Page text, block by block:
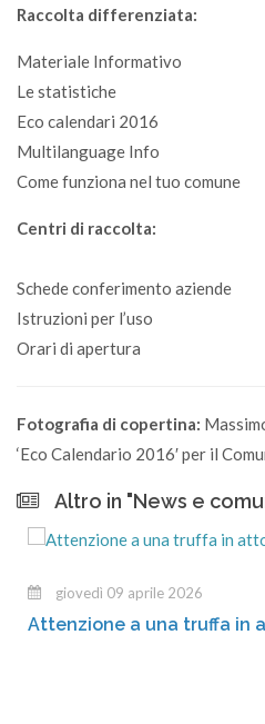
Raccolta differenziata:
Materiale Informativo
Le statistiche
Eco calendari 2016
Multilanguage Info
Come funziona nel tuo comune
Centri di raccolta:
Schede conferimento aziende
Istruzioni per l’uso
Orari di apertura
Fotografia di copertina:
‘Eco Calendario 2016′ per il
Altro in "News e
giovedì 09 aprile 2026
Attenzione a una truffa in